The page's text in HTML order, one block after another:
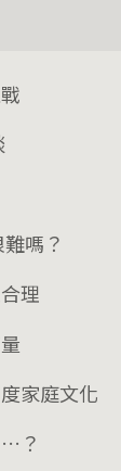
嗎？
理
家庭文化
？